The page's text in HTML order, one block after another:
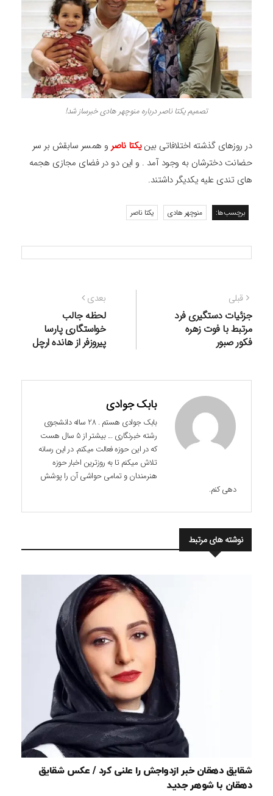
تصمیم یکتا ناصر درباره منوچهر هادی خبرساز شد!
در روزهای گذشته اختلافاتی بینیکتا ناصر و همسر سابقش بر سر
حضانت دخترشان به وجود آمد . و این دو در فضای مجازی هجمه
های تندی علیه یکدیگر داشتند.
برچسب‌ها: منوچهر هادی یکتا ناصر
راهبری
نوشته
قبلی
قبلی:
جزئیات دستگیری فرد
مرتبط با فوت زهره
فکور صبور
بعدی
بعدی:
لحظه جالب
خواستگاری پارسا
پیروزفر از هانده ارچل
بابک جوادی
بابک جوادی هستم . 28 ساله دانشجوی
رشته خبرنگاری ... بیشتر از 5 سال هست
که در این حوزه فعالت میکنم. در این رسانه
تلاش میکنم تا به روزترین اخبار حوزه
هنرمندان و تمامی حواشی آن را پوشش
دهی کنم.
نوشته های مرتبط
شقایق دهقان خبر ازدواجش را علنی کرد / عکس شقایق
دهقان با شوهر جدید